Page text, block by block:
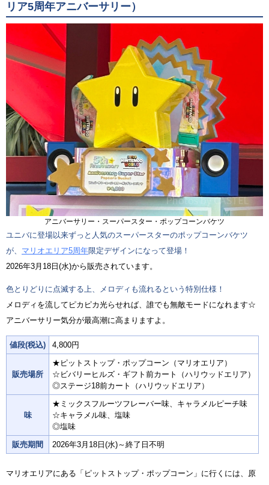
リア5周年アニバーサリー）
アニバーサリー・スーパースター・ポップコーンバケツ
ユニバに登場以来ずっと人気のスーパースターのポップコーンバケツ
が、 マリオエリア5周年限定デザインになって登場！
2026年3月18日(水)から販売されています。
色とりどりに点滅する上、メロディも流れるという特別仕様！
メロディを流してピカピカ光らせれば、誰でも無敵モードになれます☆
アニバーサリー気分が最高潮に高まりますよ。
値段(税込) 4,800円
販売場所
★ピットストップ・ポップコーン（マリオエリア）
☆ビバリーヒルズ・ギフト前カート（ハリウッドエリア）
◎ステージ18前カート（ハリウッドエリア）
味
★ミックスフルーツフレーバー味、キャラメルピーチ味
☆キャラメル味、塩味
◎塩味
販売期間
2026年3月18日(水)～終了日不明
マリオエリアにある「ピットストップ・ポップコーン」に行くには、原